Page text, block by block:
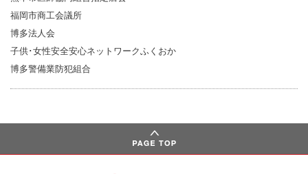
福岡市商工会議所
博多法人会
子供･女性安全安心ネットワークふくおか
博多警備業防犯組合